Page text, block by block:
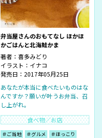
弁当屋さんのおもてなし ほかほ
かごはんと北海鮭かま
著者： 喜多みどり
イラスト： イナコ
発売日：2017年05月25日
あなたが本当に食べたいものはな
んですか？願いが叶うお弁当、召
し上がれ。
食べ物／お店
＃ご当地 ＃グルメ
＃ほっこり